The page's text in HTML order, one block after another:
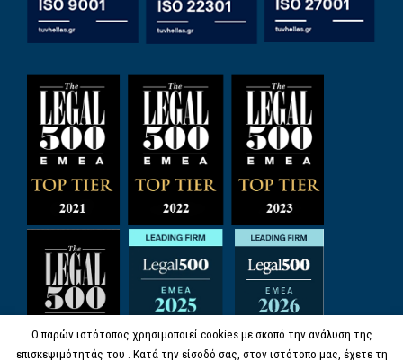
Ο παρών ιστότοπος χρησιμοποιεί cookies με σκοπό την ανάλυση της
επισκεψιμότητάς του . Κατά την είσοδό σας, στον ιστότοπο μας, έχετε τη